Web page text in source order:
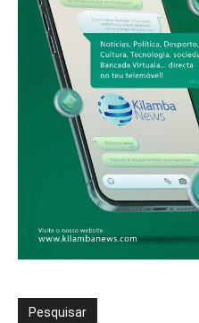
Pesquisar